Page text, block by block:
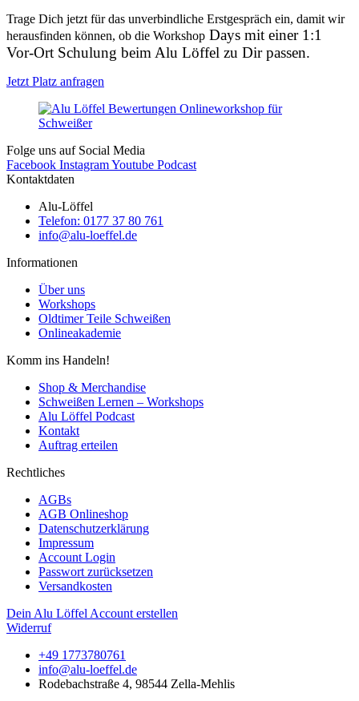
Trage Dich jetzt für das unverbindliche Erstgespräch ein, damit wir
herausfinden können, ob die Workshop Days mit einer 1:1
Vor-Ort Schulung beim Alu Löffel zu Dir passen.
Jetzt Platz anfragen
Folge uns auf Social Media
Facebook InstagramYoutube Podcast
Kontaktdaten
Alu-Löffel
Telefon: 0177 37 80 761
info@alu-loeffel.de
Informationen
Über uns
Workshops
Oldtimer Teile Schweißen
Onlineakademie
Komm ins Handeln!
Shop & Merchandise
Schweißen Lernen – Workshops
Alu Löffel Podcast
Kontakt
Auftrag erteilen
Rechtliches
AGBs
AGB Onlineshop
Datenschutzerklärung
Impressum
Account Login
Passwort zurücksetzen
Versandkosten
Dein Alu Löffel Account erstellen
Widerruf
+49 1773780761
info@alu-loeffel.de
Rodebachstraße 4, 98544 Zella-Mehlis